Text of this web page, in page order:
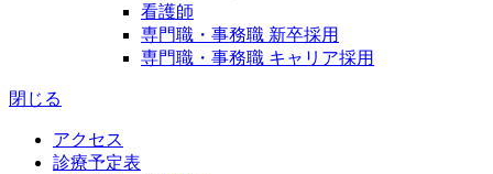
看護師
専門職・事務職 新卒採用
専門職・事務職 キャリア採用
閉じる
アクセス
診療予定表